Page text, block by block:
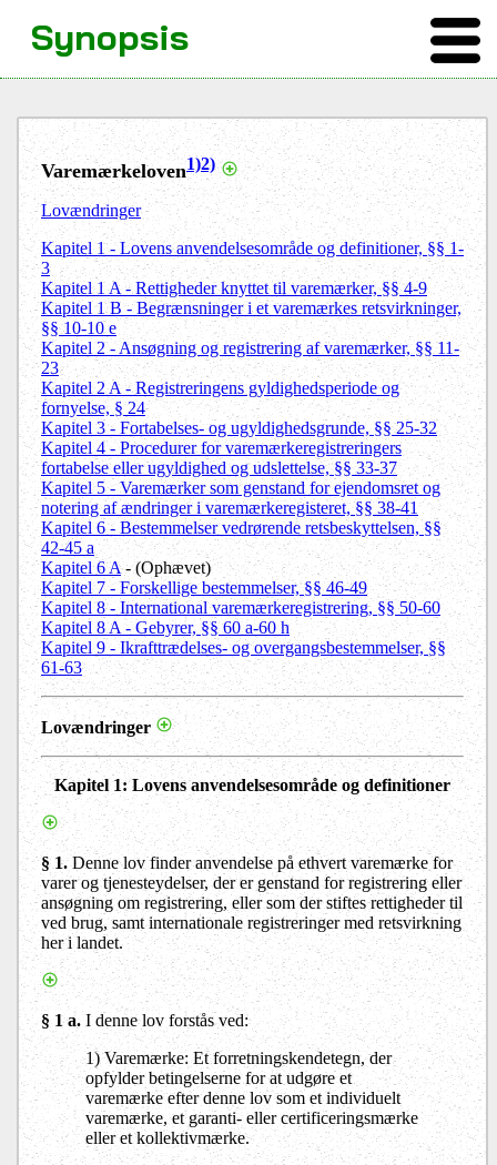
Varemærkeloven1)2)
Lovændringer
Kapitel 1 - Lovens anvendelsesområde og definitioner, §§ 1-
3
Kapitel 1 A - Rettigheder knyttet til varemærker, §§ 4-9
Kapitel 1 B - Begrænsninger i et varemærkes retsvirkninger,
§§ 10-10 e
Kapitel 2 - Ansøgning og registrering af varemærker, §§ 11-
23
Kapitel 2 A - Registreringens gyldighedsperiode og
fornyelse, § 24
Kapitel 3 - Fortabelses- og ugyldighedsgrunde, §§ 25-32
Kapitel 4 - Procedurer for varemærkeregistreringers
fortabelse eller ugyldighed og udslettelse, §§ 33-37
Kapitel 5 - Varemærker som genstand for ejendomsret og
notering af ændringer i varemærkeregisteret, §§ 38-41
Kapitel 6 - Bestemmelser vedrørende retsbeskyttelsen, §§
42-45 a
Kapitel 6 A- (Ophævet)
Kapitel 7 - Forskellige bestemmelser, §§ 46-49
Kapitel 8 - International varemærkeregistrering, §§ 50-60
Kapitel 8 A - Gebyrer, §§ 60 a-60 h
Kapitel 9 - Ikrafttrædelses- og overgangsbestemmelser, §§
61-63
Lovændringer
Kapitel 1: Lovens anvendelsesområde og definitioner
§ 1.Denne lov finder anvendelse på ethvert varemærke for
varer og tjenesteydelser, der er genstand for registrering eller
ansøgning om registrering, eller som der stiftes rettigheder til
ved brug, samt internationale registreringer med retsvirkning
her i landet.
§ 1 a. I denne lov forstås ved:
1) Varemærke: Et forretningskendetegn, der
opfylder betingelserne for at udgøre et
varemærke efter denne lov som et individuelt
varemærke, et garanti- eller certificeringsmærke
eller et kollektivmærke.
Synopsis